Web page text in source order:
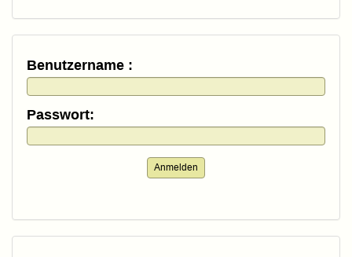
Benutzername :
Passwort:
Anmelden